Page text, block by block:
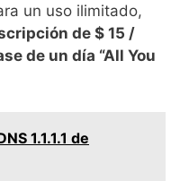
un uso ilimitado,
de $ 15 /
de un día “All You
1.1.1.1 de